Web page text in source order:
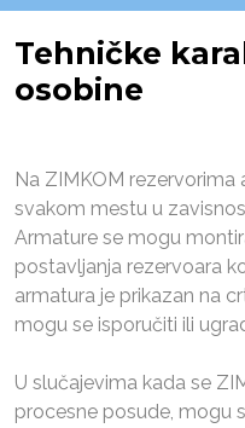
Tehničke
osobine
Na ZIMKOM
svakom mestu u
Armature se mogu
postavljanja rezervoara
armatura je prikazan na
mogu se isporučiti ili
U slučajevima kada se
procesne posude, mogu